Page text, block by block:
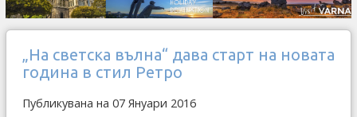
„На светска вълна“ дава старт на новата
година в стил Ретро
Публикувана на 07 Януари 2016